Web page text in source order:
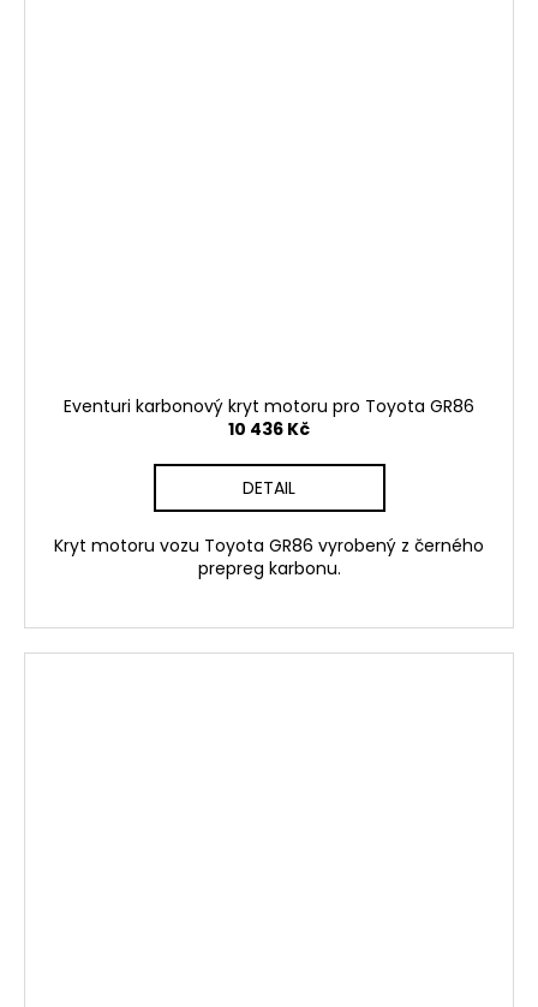
Eventuri karbonový kryt motoru pro Toyota GR86
10 436 Kč
DETAIL
Kryt motoru vozu Toyota GR86 vyrobený z černého
prepreg karbonu.